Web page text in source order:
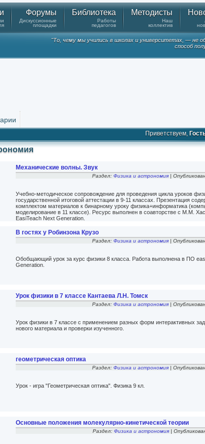
Форумы
Дискуссионные
площадки
Библиотека
Работы
педагогов
Методисты
Наш
коллектив
"То, чему мы учились в школах и университетах, — не
способ
Приветствуем,
Механические волны. Звук
Раздел: Физика и астрономия |
Учебно-методическое сопровождение для проведения цикла уроков
государственной итоговой аттестации в 9-11 классах. Презентация
комплектом материалов к бинарному уроку физика+информатика
моделирование в 11 классе). Ресурс выполнен в соавторстве с М.М.
EasiTeach Next Generation.
В гостях у Робинзона Крузо
Раздел: Физика и астрономия |
Обобщающий урок за курс физики 8 класса. Работа выполнена в ПО
Generation.
Урок физики в 7 классе Кантаева Л.Н. Томск
Раздел: Физика и астрономия |
Урок физики в 7 классе с применением разных форм интерактивных
нового материала и проверки изученного.
геометрическая оптика
Раздел: Физика и астрономия |
Урок - игра "Геометрическая оптика". Физика 9 кл.
Основные положения молекулярно-кинетической теории
Раздел: Физика и астрономия |